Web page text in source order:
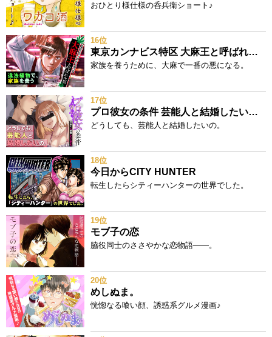
おひとり様仕様の呑兵衛ショート♪
16位
東京カンナビス特区 大麻王と呼ばれた男
家族を養うために、大麻で一番の悪になる。
17位
プロ彼女の条件 芸能人と結婚したい女たち
どうしても、芸能人と結婚したいの。
18位
今日からCITY HUNTER
転生したらシティーハンターの世界でした。
19位
モブ子の恋
脇役同士のささやかな恋物語――。
20位
めしぬま。
恍惚なる喰い顔、誘惑系グルメ漫画♪